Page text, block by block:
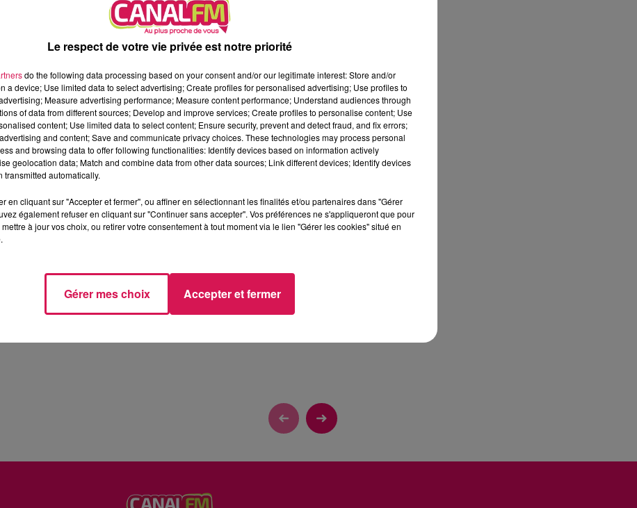
Le respect de votre vie privée est notre priorité
do the following data processing based on your consent and/or our legitimate interest: Store and/or
a device; Use limited data to select advertising; Create profiles for personalised advertising; Use profiles to
Measure advertising performance; Measure content performance; Understand audiences through
of data from different sources; Develop and improve services; Create profiles to personalise content; Use
content; Use limited data to select content; Ensure security, prevent and detect fraud, and fix errors;
and content; Save and communicate privacy choices. These technologies may process personal
and browsing data to offer following functionalities: Identify devices based on information actively
geolocation data; Match and combine data from other data sources; Link different devices; Identify devices
transmitted automatically.
en cliquant sur "Accepter et fermer", ou affiner en sélectionnant les finalités et/ou partenaires dans "Gérer
également refuser en cliquant sur "Continuer sans accepter". Vos préférences ne s'appliqueront que pour
à jour vos choix, ou retirer votre consentement à tout moment via le lien "Gérer les cookies" situé en
Gérer mes choix Accepter et fermer